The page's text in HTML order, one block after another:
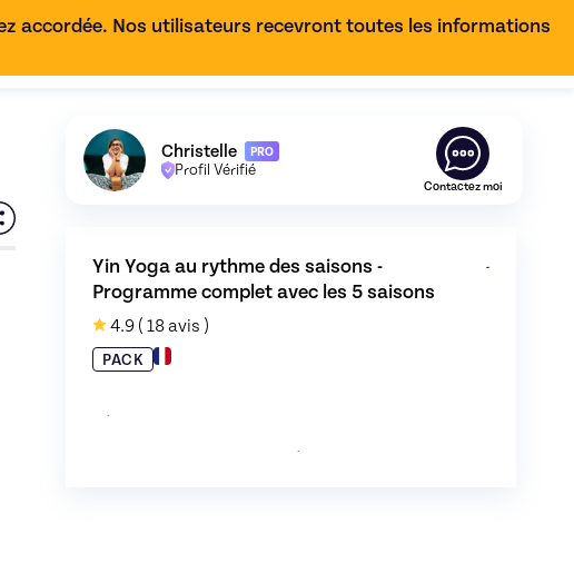
accordée. Nos utilisateurs recevront toutes les informations
les 5 saisonsde Christelle - image 0
des saisons - Programme complet avec les 5 saisonsde Christelle - image
Découvrez le profil de Skiller enYin Yoga
Christelle PRO
Profil Vérifié
Contactez moi
Yin Yoga au rythme des saisons -
Programme complet avec les 5 saisons
4.9 ( 18 avis )
PACK